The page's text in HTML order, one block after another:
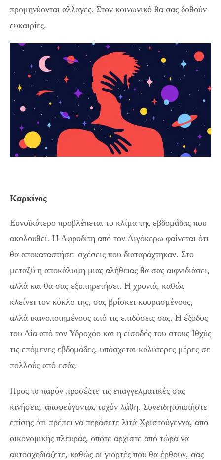
προμηνύονται αλλαγές. Στον κοινωνικό θα σας δοθούν
ευκαιρίες.
Καρκίνος
Ευνοϊκότερο προβλέπεται το κλίμα της εβδομάδας που
ακολουθεί. Η Αφροδίτη από τον Αιγόκερω φαίνεται ότι
θα αποκαταστήσει σχέσεις που διαταράχτηκαν. Στο
μεταξύ η αποκάλυψη μιας αλήθειας θα σας αιφνιδιάσει,
αλλά και θα σας εξυπηρετήσει. Η χρονιά, καθώς
κλείνει τον κύκλο της, σας βρίσκει κουρασμένους,
αλλά ικανοποιημένους από τις επιδόσεις σας. Η έξοδος
του Δία από τον Υδροχόο και η είσοδός του στους Ιθχύς
τις επόμενες εβδομάδες, υπόσχεται καλύτερες μέρες σε
πολλούς από εσάς.
Προς το παρόν προσέξτε τις επαγγελματικές σας
κινήσεις, αποφεύγοντας τυχόν λάθη. Συνειδητοποιήστε
επίσης ότι πρέπει να περάσετε λιτά Χριστούγεννα, από
οικονομικής πλευράς, οπότε αρχίστε από τώρα να
αυτοσχεδιάζετε, καθώς οι γιορτές που θα έρθουν, σας